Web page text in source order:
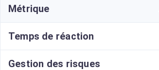
Métrique
Temps de réaction
Gestion des risques